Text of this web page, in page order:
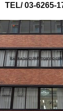
TEL/ 03-6265-